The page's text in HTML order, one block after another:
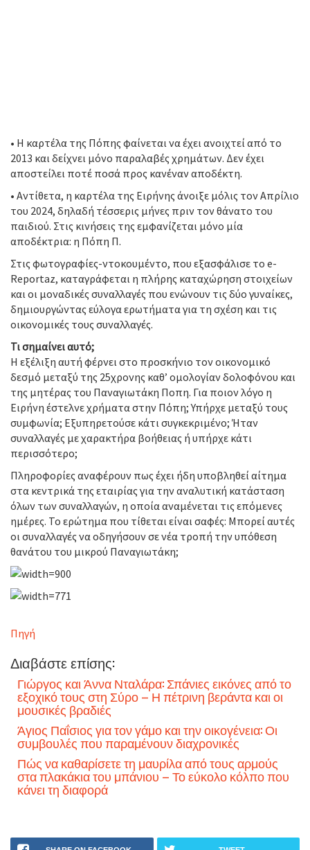
• Η καρτέλα της Πόπης φαίνεται να έχει ανοιχτεί από το
2013 και δείχνει μόνο παραλαβές χρημάτων. Δεν έχει
αποστείλει ποτέ ποσά προς κανέναν αποδέκτη.
• Αντίθετα, η καρτέλα της Ειρήνης άνοιξε μόλις τον Απρίλιο
του 2024, δηλαδή τέσσερις μήνες πριν τον θάνατο του
παιδιού. Στις κινήσεις της εμφανίζεται μόνο μία
αποδέκτρια: η Πόπη Π.
Στις φωτογραφίες-ντοκουμέντο, που εξασφάλισε το e-
Reportaz, καταγράφεται η πλήρης καταχώρηση στοιχείων
και οι μοναδικές συναλλαγές που ενώνουν τις δύο γυναίκες,
δημιουργώντας εύλογα ερωτήματα για τη σχέση και τις
οικονομικές τους συναλλαγές.
Τι σημαίνει αυτό;
Η εξέλιξη αυτή φέρνει στο προσκήνιο τον οικονομικό
δεσμό μεταξύ της 25χρονης καθ’ ομολογίαν δολοφόνου και
της μητέρας του Παναγιωτάκη Ποπη. Για ποιον λόγο η
Ειρήνη έστελνε χρήματα στην Πόπη; Υπήρχε μεταξύ τους
συμφωνία; Εξυπηρετούσε κάτι συγκεκριμένο; Ήταν
συναλλαγές με χαρακτήρα βοήθειας ή υπήρχε κάτι
περισσότερο;
Πληροφορίες αναφέρουν πως έχει ήδη υποβληθεί αίτημα
στα κεντρικά της εταιρίας για την αναλυτική κατάσταση
όλων των συναλλαγών, η οποία αναμένεται τις επόμενες
ημέρες. Το ερώτημα που τίθεται είναι σαφές: Μπορεί αυτές
οι συναλλαγές να οδηγήσουν σε νέα τροπή την υπόθεση
θανάτου του μικρού Παναγιωτάκη;
Πηγή
Διαβάστε επίσης:
Γιώργος και Άννα Νταλάρα: Σπάνιες εικόνες από το
εξοχικό τους στη Σύρο – Η πέτρινη βεράντα και οι
μουσικές βραδιές
Άγιος Παΐσιος για τον γάμο και την οικογένεια: Οι
συμβουλές που παραμένουν διαχρονικές
Πώς να καθαρίσετε τη μαυρίλα από τους αρμούς
στα πλακάκια του μπάνιου – Το εύκολο κόλπο που
κάνει τη διαφορά